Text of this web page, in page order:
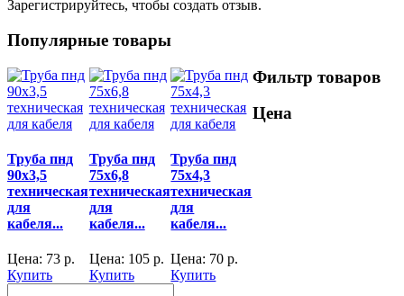
Зарегистрируйтесь, чтобы создать отзыв.
Популярные товары
Труба пнд
90x3,5
техническая
для
кабеля...
Цена: 73 р.
Купить
Труба пнд
75х6,8
техническая
для
кабеля...
Цена: 105 р.
Купить
Труба пнд
75х4,3
техническая
для
кабеля...
Цена: 70р.
Купить
Фильтр товаров
Цена